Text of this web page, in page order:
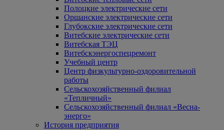
Полоцкие электрические сети
Оршанские электрические сети
Глубокские электрические сети
Витебские электрические сети
Витебская ТЭЦ
Витебскэнергоспецремонт
Учебный центр
Центр физкультурно-оздоровительной
работы
Сельскохозяйственный филиал
«Тепличный»
Сельскохозяйственный филиал «Весна-
энерго»
История предприятия